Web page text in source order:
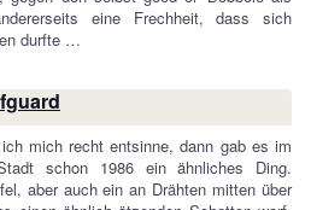
eine Frechheit, dass sich
durfte …
mich recht entsinne, dann gab es im
schon 1986 ein ähnliches Ding.
aber auch ein an Drähten mitten über